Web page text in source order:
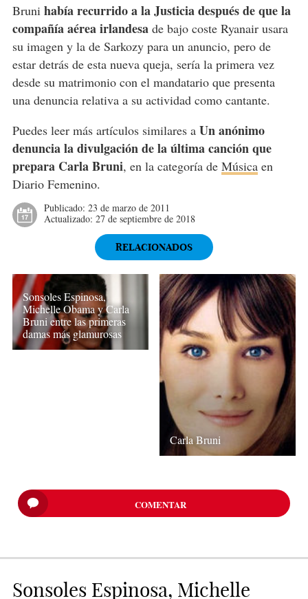
Bruni había recurrido a la Justicia después de que la
compañía aérea irlandesade bajo coste Ryanair usara
su imagen y la de Sarkozy para un anuncio, pero de
estar detrás de esta nueva queja, sería la primera vez
desde su matrimonio con el mandatario que presenta
una denuncia relativa a su actividad como cantante.
Puedes leer más artículos similares a Un anónimo
denuncia la divulgación de la última canción que
prepara Carla Bruni, en la categoría de Músicaen
Diario Femenino.
Publicado: 23 de marzo de 2011
Actualizado: 27 de septiembre de 2018
RELACIONADOS
Sonsoles Espinosa,
Michelle Obama y Carla
Bruni entre las primeras
damas más glamurosas
Carla Bruni
COMENTAR
Sonsoles Espinosa, Michelle